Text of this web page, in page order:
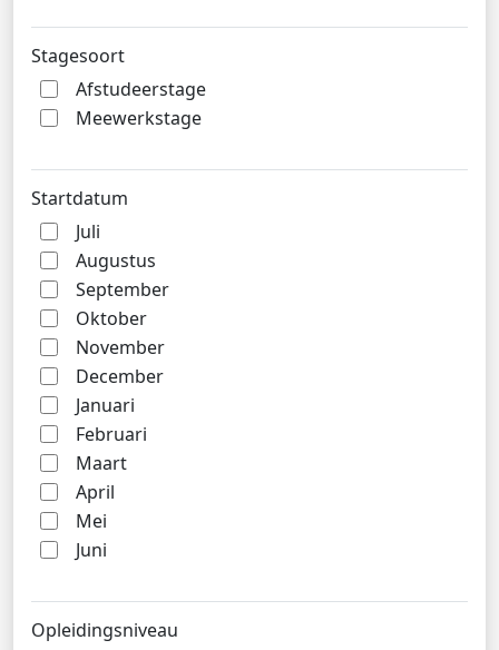
Stagesoort
Afstudeerstage
Meewerkstage
Startdatum
Juli
Augustus
September
Oktober
November
December
Januari
Februari
Maart
April
Mei
Juni
Opleidingsniveau